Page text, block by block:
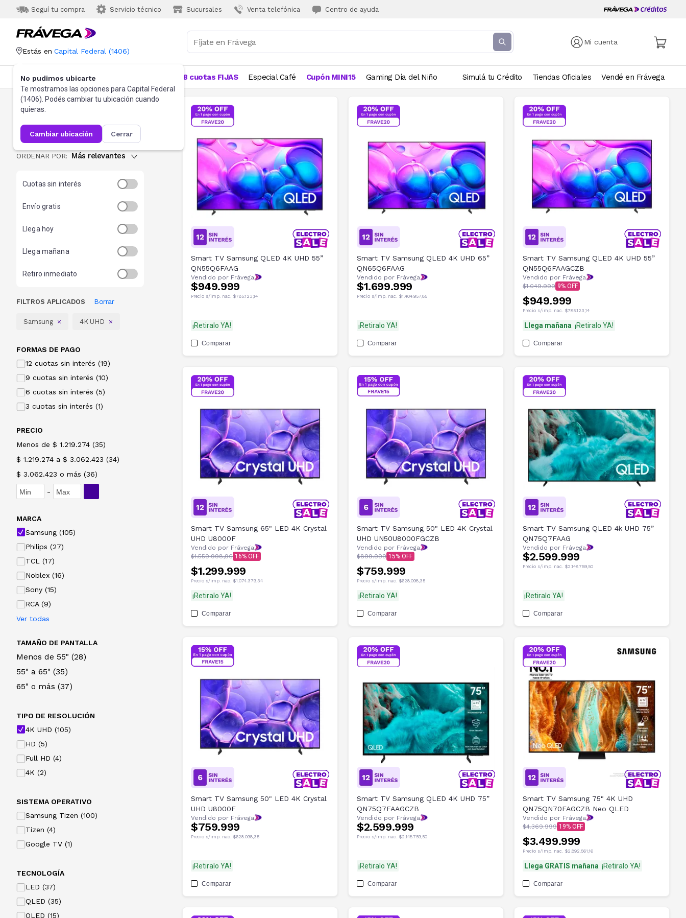
Seguí tu compra Servicio técnico Sucursales Venta telefónica Centro de ayuda
Mi cuenta
Estás en Capital Federal (1406)
No pudimos ubicarte
Te mostramos las opciones para Capital Federal
(1406). Podés cambiar tu ubicación cuando
quieras.
cambiar ubicación cerrar
Categorías Más Vendidos 18 cuotas FIJAS Especial Café Cupón MINI15 Gaming Día del Niño Simulá tu Crédito Tiendas Oficiales Vendé en Frávega
Tv Samsung
105resultados
ORDENAR POR: Más relevantes
Cuotas sin interés
Envío gratis
Llega hoy
Llega mañana
Retiro inmediato
FILTROS APLICADOS Borrar
Samsung 4K UHD
FORMAS DE PAGO
12 cuotas sin interés (19)
9 cuotas sin interés (10)
6 cuotas sin interés (5)
3 cuotas sin interés (1)
PRECIO
Menos de $ 1.219.274 (35)
$ 1.219.274 a $ 3.062.423 (34)
$ 3.062.423 o más (36)
-
MARCA
Samsung (105)
Philips (27)
TCL (17)
Noblex (16)
Sony (15)
RCA (9)
Ver todas
TAMAÑO DE PANTALLA
Menos de 55" (28)
55" a 65" (35)
65" o más (37)
TIPO DE RESOLUCIÓN
4K UHD (105)
HD (5)
Full HD (4)
4K (2)
SISTEMA OPERATIVO
Samsung Tizen (100)
Tizen (4)
Google TV (1)
TECNOLOGÍA
LED (37)
QLED (35)
OLED (15)
Smart TV Samsung QLED 4K UHD 55”
QN55Q6FAAG
Vendido por Frávega
$949.999
Precio s/imp. nac. $785.123,14
¡Retiralo YA!
Comparar
Smart TV Samsung QLED 4K UHD 65”
QN65Q6FAAG
Vendido por Frávega
$1.699.999
Precio s/imp. nac. $1.404.957,85
¡Retiralo YA!
Comparar
Smart TV Samsung QLED 4K UHD 55”
QN55Q6FAAGCZB
Vendido por Frávega
$1.049.999 9
$949.999
Precio s/imp. nac. $785.123,14
Llega mañana ¡Retiralo YA!
Comparar
Smart TV Samsung 65" LED 4K Crystal
UHD U8000F
Vendido por Frávega
$1.559.998,96 16
$1.299.999
Precio s/imp. nac. $1.074.379,34
¡Retiralo YA!
Comparar
Smart TV Samsung 50" LED 4K Crystal
UHD UN50U8000FGCZB
Vendido por Frávega
$899.999 15
$759.999
Precio s/imp. nac. $628.098,35
¡Retiralo YA!
Comparar
Smart TV Samsung QLED 4k UHD 75”
QN75Q7FAAG
Vendido por Frávega
$2.599.999
Precio s/imp. nac. $2.148.759,50
¡Retiralo YA!
Comparar
Smart TV Samsung 50" LED 4K Crystal
UHD U8000F
Vendido por Frávega
$759.999
Precio s/imp. nac. $628.098,35
¡Retiralo YA!
Comparar
Smart TV Samsung QLED 4K UHD 75”
QN75Q7FAAGCZB
Vendido por Frávega
$2.599.999
Precio s/imp. nac. $2.148.759,50
¡Retiralo YA!
Comparar
Smart TV Samsung 75" 4K UHD
QN75QN70FAGCZB Neo QLED
Vendido por Frávega
$4.369.999 19
$3.499.999
Precio s/imp. nac. $2.892.561,16
Llega GRATIS mañana ¡Retiralo YA!
Comparar